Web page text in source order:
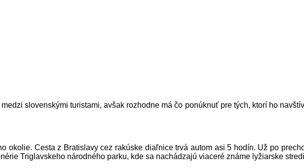
medzi slovenskými turistami, avšak rozhodne má čo ponúknuť pre
okolie. Cesta z Bratislavy cez rakúske diaľnice trvá autom asi 5 hodín. Už po
Triglavskeho národného parku, kde sa nachádzajú viaceré známe lyžiarske